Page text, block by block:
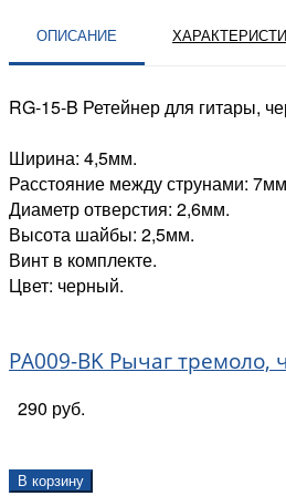
ОПИСАНИЕ
RG-15-B Ретейнер для гитары,
Ширина: 4,5мм.
Расстояние между струнами:
Диаметр отверстия: 2,6мм.
Высота шайбы: 2,5мм.
Винт в комплекте.
Цвет: черный.
PA009-BK Рычаг тремоло,
290 руб.
В корзину